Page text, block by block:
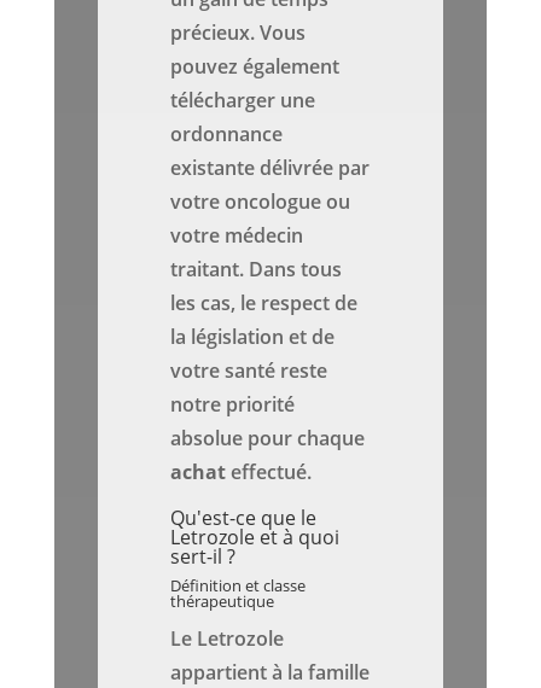
précieux. Vous
pouvez également
télécharger une
ordonnance
existante délivrée par
votre oncologue ou
votre médecin
traitant. Dans tous
les cas, le respect de
la législation et de
votre santé reste
notre priorité
absolue pour chaque
achateffectué.
Qu'est-ce que le
Letrozole et à quoi
sert-il ?
Définition et classe
thérapeutique
Le Letrozole
appartient à la famille